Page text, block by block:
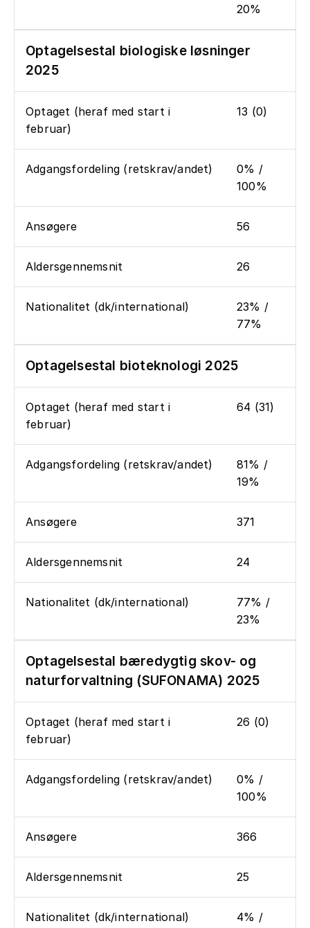
20%
Optagelsestal biologiske løsninger
2025
Optaget (heraf med start i
februar)
13 (0)
Adgangsfordeling (retskrav/andet)
0% /
100%
Ansøgere 56
Aldersgennemsnit 26
Nationalitet (dk/international)
23% /
77%
Optagelsestal bioteknologi 2025
Optaget (heraf med start i
februar)
64 (31)
Adgangsfordeling (retskrav/andet)
81% /
19%
Ansøgere 371
Aldersgennemsnit 24
Nationalitet (dk/international)
77% /
23%
Optagelsestal bæredygtig skov- og
naturforvaltning (SUFONAMA) 2025
Optaget (heraf med start i
februar)
26 (0)
Adgangsfordeling (retskrav/andet)
0% /
100%
Ansøgere 366
Aldersgennemsnit 25
Nationalitet (dk/international)
4% /